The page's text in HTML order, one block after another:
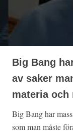
Big Bang
av saker
materia och
Big Bang har
som man måste